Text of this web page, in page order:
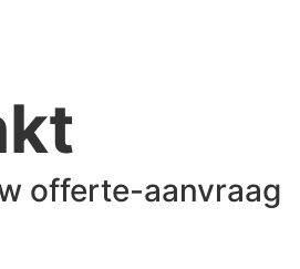
offerte-aanvraag